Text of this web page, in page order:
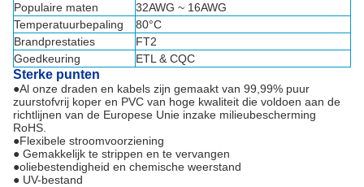
Populaire maten
32AWG ~ 16AWG
Temperatuurbepaling
80°C
Brandprestaties
FT2
Goedkeuring
ETL & CQC
Sterke punten
●Al onze draden en kabels zijn gemaakt van 99,99% puur
zuurstofvrij koper en PVC van hoge kwaliteit die voldoen aan de
richtlijnen van de Europese Unie inzake milieubescherming
RoHS.
●Flexibele stroomvoorziening
● Gemakkelijk te strippen en te vervangen
●oliebestendigheid en chemische weerstand
● UV-bestand